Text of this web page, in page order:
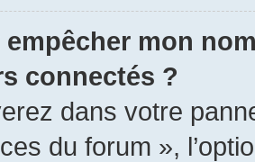
mon
connectés ?
dans votre
du forum »,